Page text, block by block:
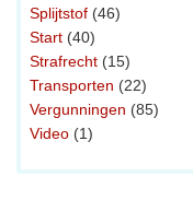
Splijtstof (46)
Start (40)
Strafrecht (15)
Transporten (22)
Vergunningen (85)
Video (1)